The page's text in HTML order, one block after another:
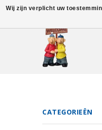
CATEGORIEËN
Wij zijn verplicht uw